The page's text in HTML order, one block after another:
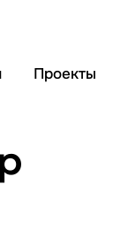
Проекты